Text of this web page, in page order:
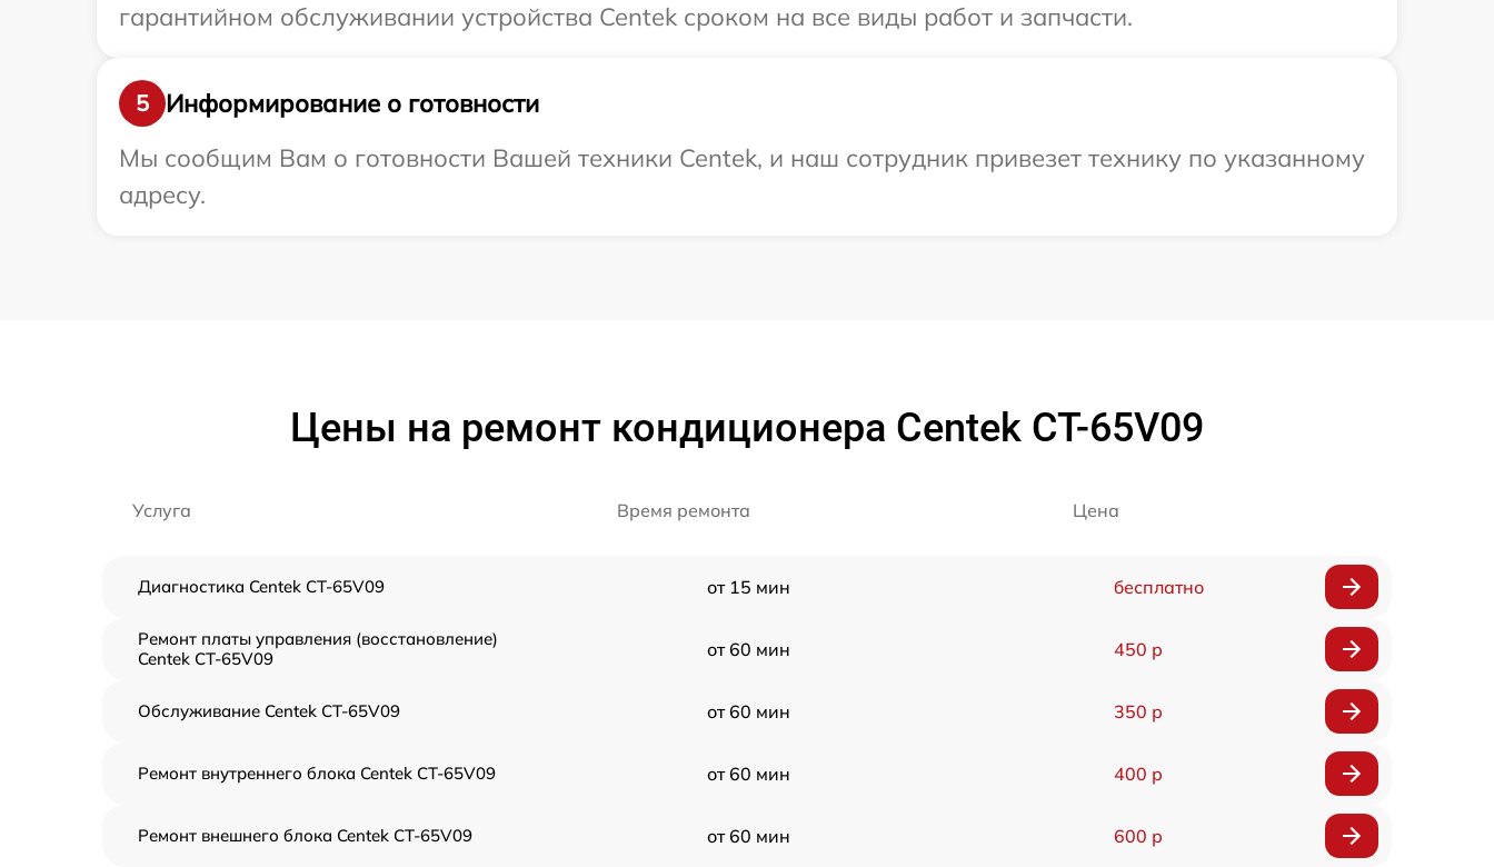
гарантийном обслуживании устройства Centek сроком на все виды работ и запчасти.
5
Информирование о готовности
Мы сообщим Вам о готовности Вашей техники Centek, и наш сотрудник привезет технику по указанному
адресу.
Цены на ремонт кондиционера Centek CT-65V09
Услуга Время ремонта Цена
Диагностика Centek CT-65V09 от 15 мин бесплатно
Ремонт платы управления (восстановление)
Centek CT-65V09
от 60 мин 450 р
Обслуживание Centek CT-65V09 от 60 мин 350 р
Ремонт внутреннего блока Centek CT-65V09 от 60 мин 400 р
Ремонт внешнего блока Centek CT-65V09 от 60 мин 600 р